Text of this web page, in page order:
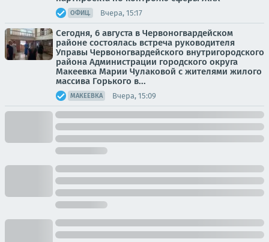
ОФИЦ. Вчера, 15:17
Сегодня, 6 августа в Червоногвардейском
районе состоялась встреча руководителя
Управы Червоногвардейского внутригородского
района Администрации городского округа
Макеевка Марии Чулаковой с жителями жилого
массива Горького в...
МАКЕЕВКА Вчера, 15:09